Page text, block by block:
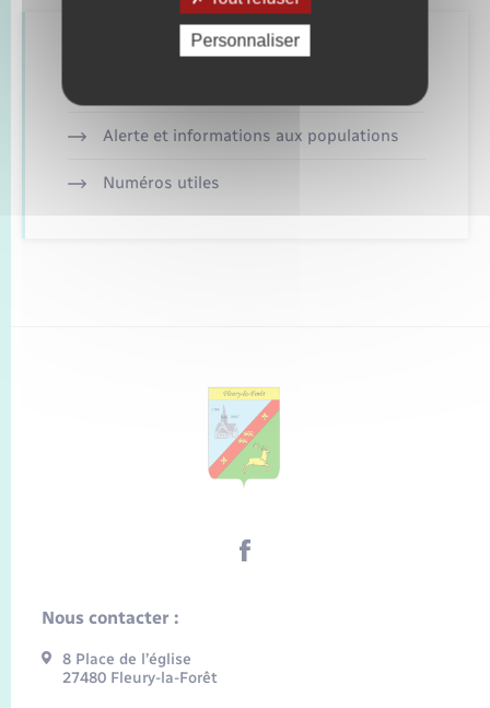
Retrouvez aussi
Alerte et informations aux populations
Numéros utiles
Nous contacter :
8 Place de l’église
27480 Fleury-la-Forêt
Personnaliser